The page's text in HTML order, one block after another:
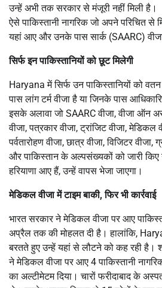
उन्हें अभी तक सरकार से मंजूरी नहीं मिली है।
ऐसे पाकिस्तानी नागरिक जो अपने परिचित से
यहां आए और उनके पास सार्क (SAARC)
सिर्फ इन पाकिस्तानियों को छूट मिलेगी
Haryana में सिर्फ उन पाकिस्तानियों को
पास लांग टर्म वीजा है या जिनके पास
इसके अलावा जो SAARC वीजा, वीजा ऑन
वीजा, पत्रकार वीजा, ट्रांजिट वीजा, मेडिकल
पर्वतारोहण वीजा, छात्र वीजा, विजिटर वीजा,
और पाकिस्तान के अल्पसंख्यकों को जारी किए
हरियाणा आए हैं, उन्हें वापस भेजा जाएगा।
मेडिकल वीजा में टाइम बाकी, फिर भी कार्रवाई
भारत सरकार ने मेडिकल वीजा पर आए
अप्रैल तक की मोहलत दी है। हालांकि,
बरतते हुए उन्हें यहां से लौटने को कह रही है।
ने मेडिकल वीजा पर आए 4 पाकिस्तानी
का अल्टीमेटम दिया। चारों फरीदाबाद के